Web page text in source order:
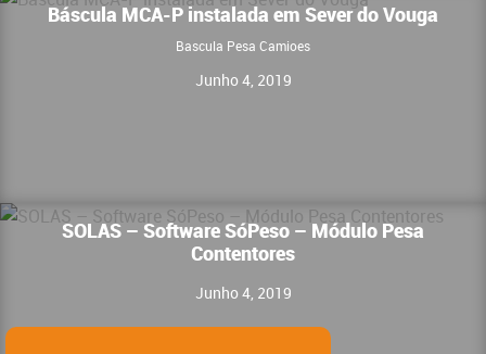
Báscula MCA-P instalada em Sever do Vouga
Bascula Pesa Camioes
Junho 4, 2019
SOLAS – Software SóPeso – Módulo Pesa
Contentores
Junho 4, 2019